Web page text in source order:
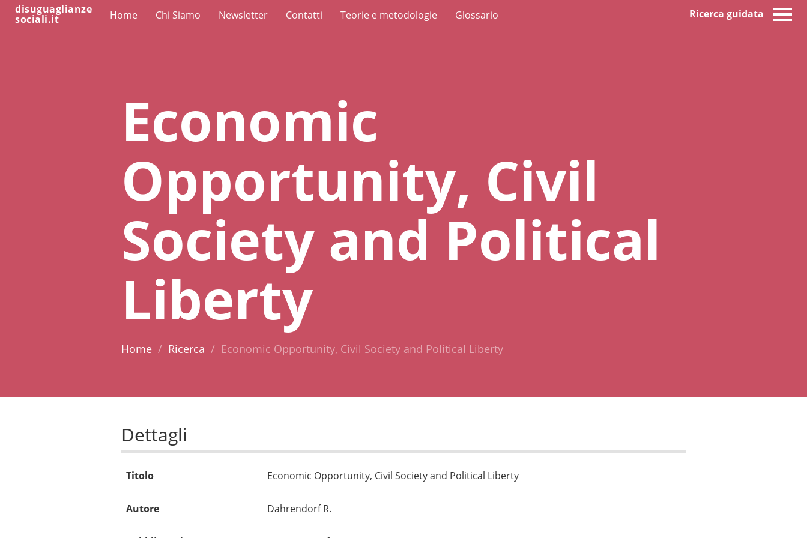
disuguaglianze
sociali.it Home Chi Siamo Newsletter Contatti Teorie e metodologie Glossario Ricerca guidata
Economic
Opportunity, Civil
Society and Political
Liberty
Home Ricerca Economic Opportunity, Civil Society and Political Liberty
Dettagli
Titolo Economic Opportunity, Civil Society and Political Liberty
Autore Dahrendorf R.